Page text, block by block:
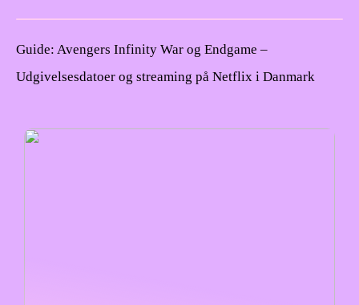
Guide: Avengers Infinity War og Endgame –
Udgivelsesdatoer og streaming på Netflix i Danmark